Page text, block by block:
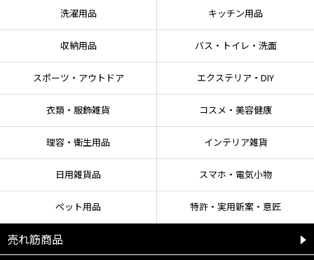
洗濯用品 キッチン用品
収納用品 バス・トイレ・洗面
スポーツ・アウトドア エクステリア・DIY
衣類・服飾雑貨 コスメ・美容健康
理容・衛生用品 インテリア雑貨
日用雑貨品 スマホ・電気小物
ペット用品 特許・実用新案・意匠
売れ筋商品